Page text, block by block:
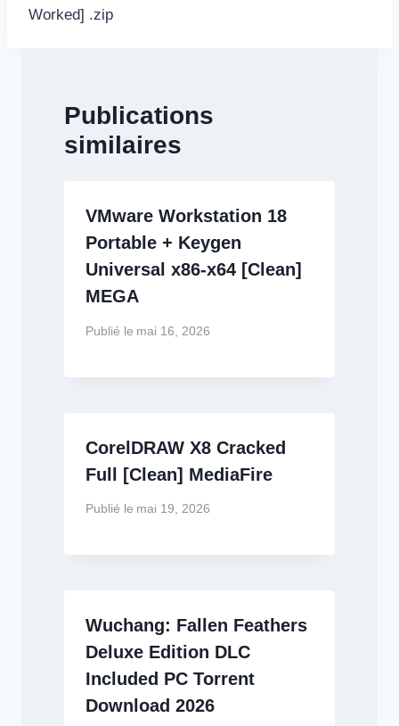
Worked] .zip
Publications
similaires
VMware Workstation 18
Portable + Keygen
Universal x86-x64 [Clean]
MEGA
Publié le mai 16, 2026
CorelDRAW X8 Cracked
Full [Clean] MediaFire
Publié le mai 19, 2026
Wuchang: Fallen Feathers
Deluxe Edition DLC
Included PC Torrent
Download 2026